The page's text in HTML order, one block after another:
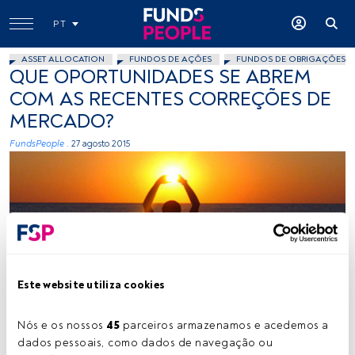
Este website utiliza cookies
Nós e os nossos 45 parceiros armazenamos e acedemos a
dados pessoais, como dados de navegação ou
PT
ASSET ALLOCATION FUNDOS DE AÇÕES FUNDOS DE OBRIGAÇÕES
QUE OPORTUNIDADES SE ABREM
COM AS RECENTES CORREÇÕES DE
MERCADO?
FundsPeople . 27 agosto 2015
Nikosp!, Flickr, Creative Commons
Tempo de leitura:6 min.